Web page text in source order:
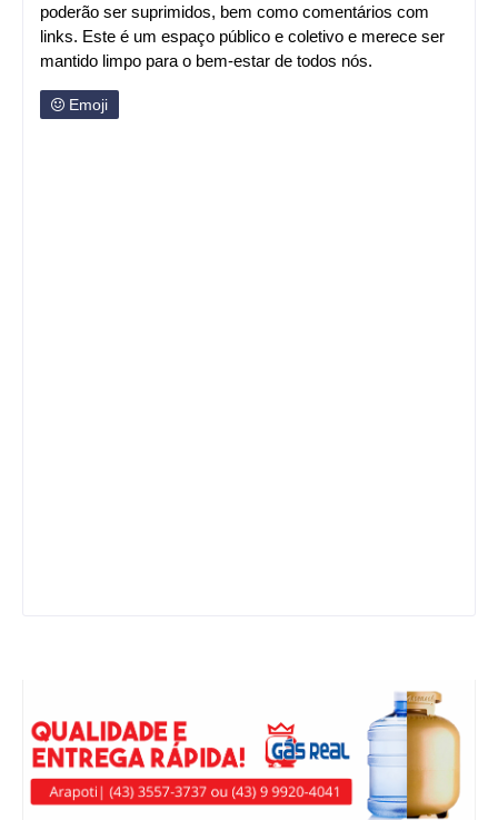
poderão ser suprimidos, bem como comentários com
links. Este é um espaço público e coletivo e merece ser
mantido limpo para o bem-estar de todos nós.
Emoji